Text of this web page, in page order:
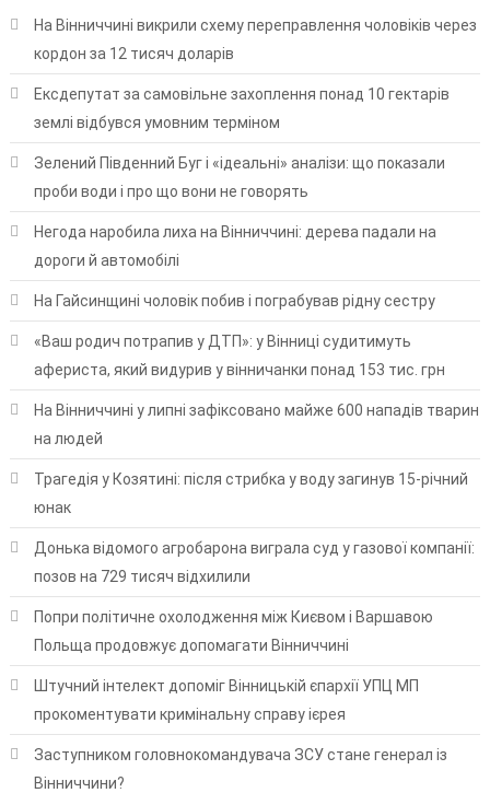
На Вінниччині викрили схему переправлення чоловіків через
кордон за 12 тисяч доларів
Ексдепутат за самовільне захоплення понад 10 гектарів
землі відбувся умовним терміном
Зелений Південний Буг і «ідеальні» аналізи: що показали
проби води і про що вони не говорять
Негода наробила лиха на Вінниччині: дерева падали на
дороги й автомобілі
На Гайсинщині чоловік побив і пограбував рідну сестру
«Ваш родич потрапив у ДТП»: у Вінниці судитимуть
афериста, який видурив у вінничанки понад 153 тис. грн
На Вінниччині у липні зафіксовано майже 600 нападів тварин
на людей
Трагедія у Козятині: після стрибка у воду загинув 15-річний
юнак
Донька відомого агробарона виграла суд у газової компанії:
позов на 729 тисяч відхилили
Попри політичне охолодження між Києвом і Варшавою
Польща продовжує допомагати Вінниччині
Штучний інтелект допоміг Вінницькій єпархії УПЦ МП
прокоментувати кримінальну справу ієрея
Заступником головнокомандувача ЗСУ стане генерал із
Вінниччини?